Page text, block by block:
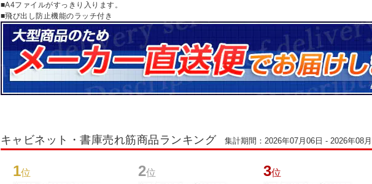
■A4ファイルがすっきり入ります。
■飛び出し防止機能のラッチ付き
キャビネット・書庫売れ筋商品ランキング 集計期間：2026年07月06日 - 2026年08月
1位 2位 3位